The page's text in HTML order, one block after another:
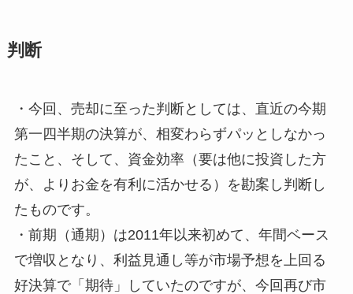
判断
・今回、売却に至った判断としては、直近の今期
第一四半期の決算が、相変わらずパッとしなかっ
たこと、そして、資金効率（要は他に投資した方
が、よりお金を有利に活かせる）を勘案し判断し
たものです。
・前期（通期）は2011年以来初めて、年間ベース
で増収となり、利益見通し等が市場予想を上回る
好決算で「期待」していたのですが、今回再び市